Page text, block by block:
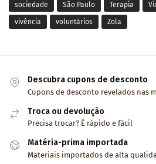
sociedade São Paulo Terapia
vivência voluntários Zola
Descubra cupons de desconto
Cupons de desconto revelados nas
Troca ou devolução
Precisa trocar? É rápido e fácil
Matéria-prima importada
Materiais importados de alta